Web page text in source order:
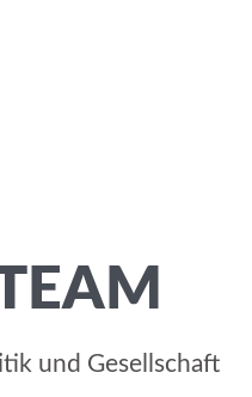
und Gesellschaft